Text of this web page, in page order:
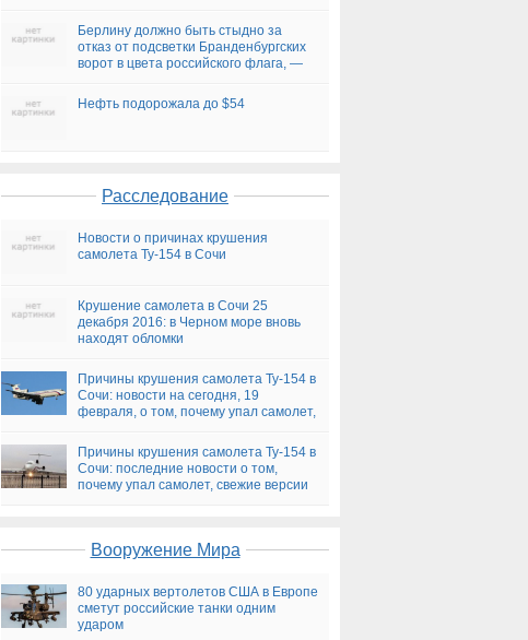
Берлину должно быть стыдно за
отказ от подсветки Бранденбургских
ворот в цвета российского флага, —
Нефть подорожала до $54
Расследование
Новости о причинах крушения
самолета Ту-154 в Сочи
Крушение самолета в Сочи 25
декабря 2016: в Черном море вновь
находят обломки
Причины крушения самолета Ту-154 в
Сочи: новости на сегодня, 19
февраля, о том, почему упал самолет,
Причины крушения самолета Ту-154 в
Сочи: последние новости о том,
почему упал самолет, свежие версии
Вооружение Мира
80 ударных вертолетов США в Европе
сметут российские танки одним
ударом